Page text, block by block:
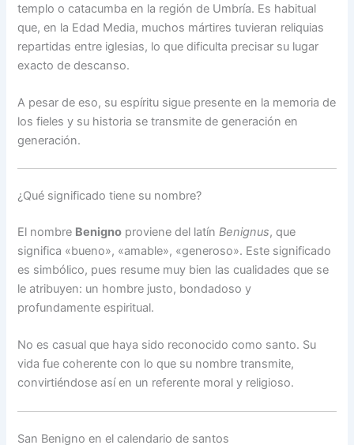
templo o catacumba en la región de Umbría. Es habitual
que, en la Edad Media, muchos mártires tuvieran reliquias
repartidas entre iglesias, lo que dificulta precisar su lugar
exacto de descanso.
A pesar de eso, su espíritu sigue presente en la memoria de
los fieles y su historia se transmite de generación en
generación.
¿Qué significado tiene su nombre?
El nombre Benigno proviene del latínBenignus, que
significa «bueno», «amable», «generoso». Este significado
es simbólico, pues resume muy bien las cualidades que se
le atribuyen: un hombre justo, bondadoso y
profundamente espiritual.
No es casual que haya sido reconocido como santo. Su
vida fue coherente con lo que su nombre transmite,
convirtiéndose así en un referente moral y religioso.
San Benigno en el calendario de santos